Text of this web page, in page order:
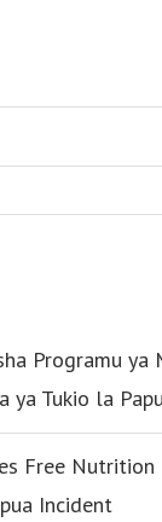
Programu ya
ya Tukio la
Free Nutrition
Incident